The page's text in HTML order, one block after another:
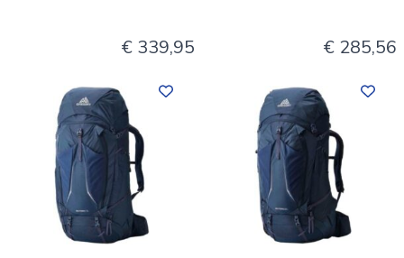
€ 339,95 € 285,56